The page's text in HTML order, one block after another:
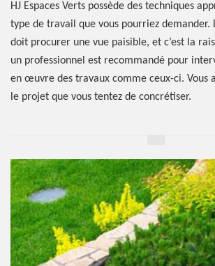
HJ Espaces Verts possède des techniques
type de travail que vous pourriez demander.
doit procurer une vue paisible, et c’est la
un professionnel est recommandé pour
en œuvre des travaux comme ceux-ci. Vous
le projet que vous tentez de concrétiser.